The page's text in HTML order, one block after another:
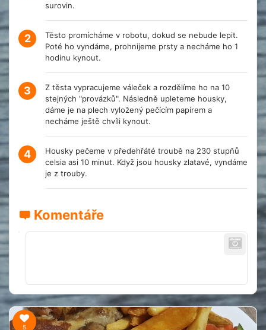
surovin.
2
Těsto promícháme v robotu, dokud se nebude lepit.
Poté ho vyndáme, prohnijeme prsty a necháme ho 1
hodinu kynout.
3
Z těsta vypracujeme váleček a rozdělíme ho na 10
stejných "provázků". Následně upleteme housky,
dáme je na plech vyložený pečícím papírem a
necháme ještě chvíli kynout.
4
Housky pečeme v předehřáté troubě na 230 stupňů
celsia asi 10 minut. Když jsou housky zlatavé, vyndáme
je z trouby.
Komentáře
5